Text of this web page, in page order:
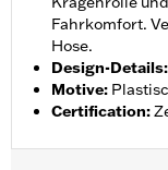
Fahrkomfort.
Hose.
Design-Details:
Motive:
Certification: